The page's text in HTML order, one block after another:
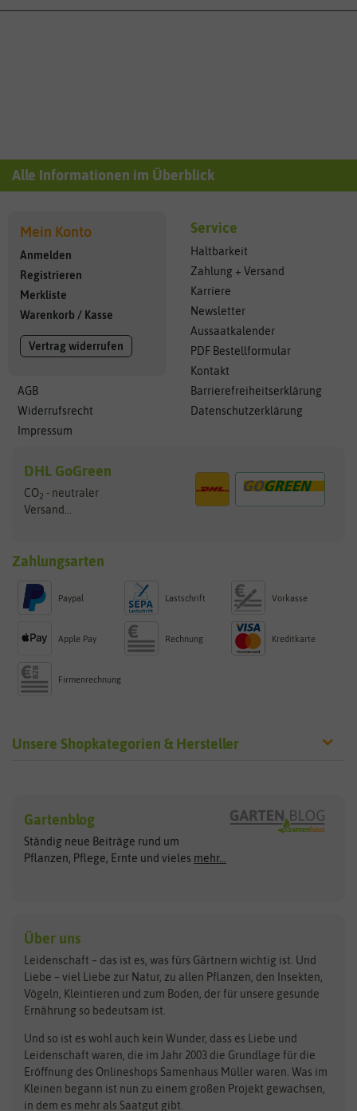
Alle Informationen im Überblick
Mein Konto
Anmelden
Registrieren
Merkliste
Warenkorb / Kasse
Vertrag widerrufen
AGB
Widerrufsrecht
Impressum
Service
Haltbarkeit
Zahlung + Versand
Karriere
Newsletter
Aussaatkalender
PDF Bestellformular
Kontakt
Barrierefreiheitserklärung
Datenschutzerklärung
DHL GoGreen
CO2 - neutraler
Versand...
Zahlungsarten
Paypal Lastschrift Vorkasse
Apple Pay Rechnung Kreditkarte
Firmenrechnung
Unsere Shopkategorien & Hersteller
Exotische Samen
Gemüsesamen
Gründünger
Kräutersamen
Obstsamen
Pilzbrut
Rasensamen
Steckzwiebeln
Zimmer & Kübelpflanzen
Kataloge
Schnäppchen
Anzucht & Gartenzubehör
Arche Noah
ASB Greenworld
Benary
Bingenheimer Saatgut
Bionana
BIOWOL
Blumicorn
Bûten Birds
Clever Pots
COMPO
Dürr-Samen
Feldsaaten Freudenberger
Fertil
Flora Elite
Gartenblog
Ständig neue Beiträge rund um
Pflanzen, Pflege, Ernte und vieles mehr...
Über uns
Leidenschaft – das ist es, was fürs Gärtnern wichtig ist. Und
Liebe – viel Liebe zur Natur, zu allen Pflanzen, den Insekten,
Vögeln, Kleintieren und zum Boden, der für unsere gesunde
Ernährung so bedeutsam ist.
Und so ist es wohl auch kein Wunder, dass es Liebe und
Leidenschaft waren, die im Jahr 2003 die Grundlage für die
Eröffnung des Onlineshops Samenhaus Müller waren. Was im
Kleinen begann ist nun zu einem großen Projekt gewachsen,
in dem es mehr als Saatgut gibt.